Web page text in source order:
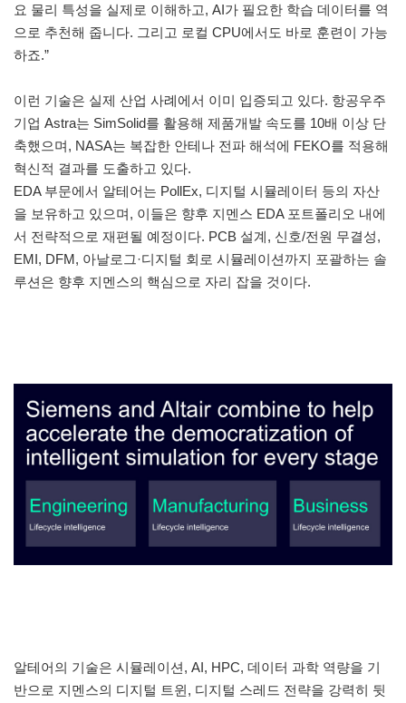
요 물리 특성을 실제로 이해하고, AI가 필요한 학습 데이터를 역
으로 추천해 줍니다. 그리고 로컬 CPU에서도 바로 훈련이 가능
하죠.”
이런 기술은 실제 산업 사례에서 이미 입증되고 있다. 항공우주
기업 Astra는 SimSolid를 활용해 제품개발 속도를 10배 이상 단
축했으며, NASA는 복잡한 안테나 전파 해석에 FEKO를 적용해
혁신적 결과를 도출하고 있다.
EDA 부문에서 알테어는 PollEx, 디지털 시뮬레이터 등의 자산
을 보유하고 있으며, 이들은 향후 지멘스 EDA 포트폴리오 내에
서 전략적으로 재편될 예정이다. PCB 설계, 신호/전원 무결성,
EMI, DFM, 아날로그·디지털 회로 시뮬레이션까지 포괄하는 솔
루션은 향후 지멘스의 핵심으로 자리 잡을 것이다.
알테어의 기술은 시뮬레이션, AI, HPC, 데이터 과학 역량을 기
반으로 지멘스의 디지털 트윈, 디지털 스레드 전략을 강력히 뒷